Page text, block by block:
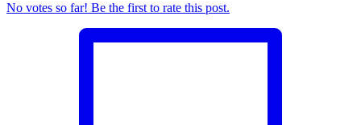
No votes so far! Be the first to rate this post.